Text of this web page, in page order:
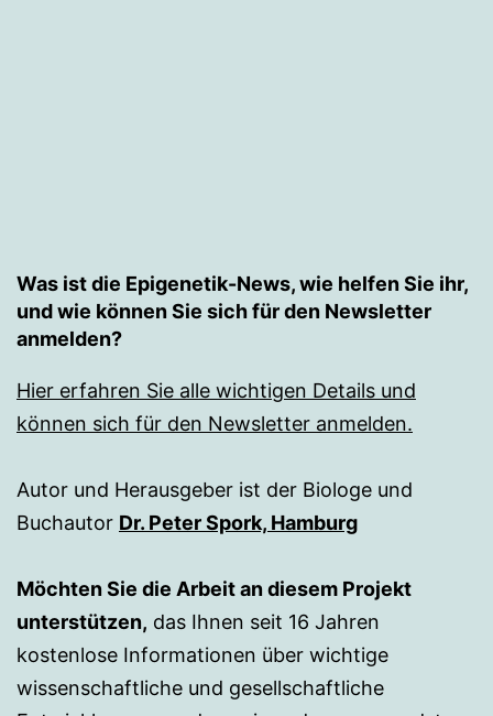
Was ist die Epigenetik-News, wie helfen Sie ihr,
und wie können Sie sich für den Newsletter
anmelden?
Hier erfahren Sie alle wichtigen Details und
können sich für den Newsletter anmelden.
Autor und Herausgeber ist der Biologe und
Buchautor Dr. Peter Spork, Hamburg
Möchten Sie die Arbeit an diesem Projekt
unterstützen, das Ihnen seit 16 Jahren
kostenlose Informationen über wichtige
wissenschaftliche und gesellschaftliche